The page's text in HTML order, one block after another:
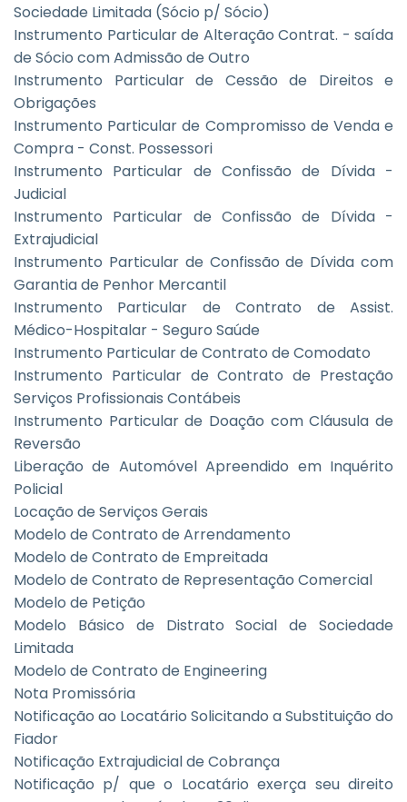
Sociedade Limitada (Sócio p/ Sócio)
Instrumento Particular de Alteração Contrat. - saída
de Sócio com Admissão de Outro
Instrumento Particular de Cessão de Direitos e
Obrigações
Instrumento Particular de Compromisso de Venda e
Compra - Const. Possessori
Instrumento Particular de Confissão de Dívida -
Judicial
Instrumento Particular de Confissão de Dívida -
Extrajudicial
Instrumento Particular de Confissão de Dívida com
Garantia de Penhor Mercantil
Instrumento Particular de Contrato de Assist.
Médico-Hospitalar - Seguro Saúde
Instrumento Particular de Contrato de Comodato
Instrumento Particular de Contrato de Prestação
Serviços Profissionais Contábeis
Instrumento Particular de Doação com Cláusula de
Reversão
Liberação de Automóvel Apreendido em Inquérito
Policial
Locação de Serviços Gerais
Modelo de Contrato de Arrendamento
Modelo de Contrato de Empreitada
Modelo de Contrato de Representação Comercial
Modelo de Petição
Modelo Básico de Distrato Social de Sociedade
Limitada
Modelo de Contrato de Engineering
Nota Promissória
Notificação ao Locatário Solicitando a Substituição do
Fiador
Notificação Extrajudicial de Cobrança
Notificação p/ que o Locatário exerça seu direito